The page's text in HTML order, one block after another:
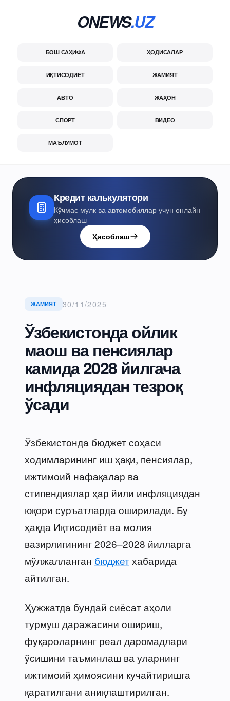
ONEWS.UZ
БОШ САҲИФА ҲОДИСАЛАР
ИҚТИСОДИЁТ ЖАМИЯТ
АВТО ЖАҲОН
СПОРТ ВИДЕО
МАЪЛУМОТ
Кредит калькулятори
Кўчмас мулк ва автомобиллар учун онлайн
ҳисоблаш
Ҳисоблаш
ЖАМИЯТ 30/11/2025
Ўзбекистонда ойлик
маош ва пенсиялар
камида 2028 йилгача
инфляциядан тезроқ
ўсади
Ўзбекистонда бюджет соҳаси
ходимларининг иш ҳақи, пенсиялар,
ижтимоий нафақалар ва
стипендиялар ҳар йили инфляциядан
юқори суръатларда оширилади. Бу
ҳақда Иқтисодиёт ва молия
вазирлигининг 2026–2028 йилларга
мўлжалланган бюджетхабарида
айтилган.
Ҳужжатда бундай сиёсат аҳоли
турмуш даражасини ошириш,
фуқароларнинг реал даромадлари
ўсишини таъминлаш ва уларнинг
ижтимоий ҳимоясини кучайтиришга
қаратилгани аниқлаштирилган.